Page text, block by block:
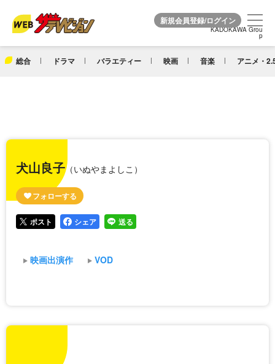
KADOKAWA Grou
p
総合 ドラマ バラエティー 映画 音楽 アニメ・
KADOKAWA Grou
p
犬山良子（いぬやまよしこ）
ポスト シェア 送る
映画出演作 VOD